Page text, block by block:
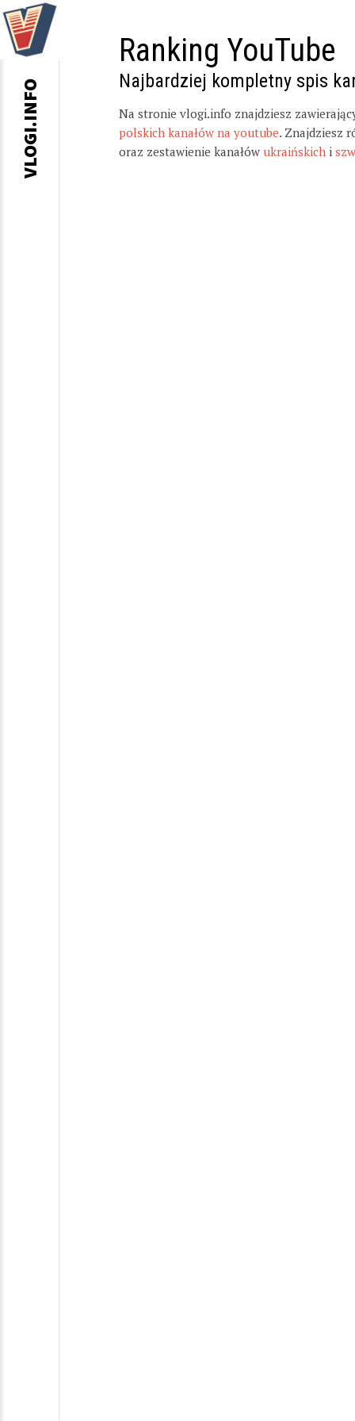
Ranking YouTube
Najbardziej kompletny spis
Na stronie vlogi.info znajdziesz
polskich kanałów na youtube. Znajdziesz
oraz zestawienie kanałów ukraińskich i
VLOGI.INFO